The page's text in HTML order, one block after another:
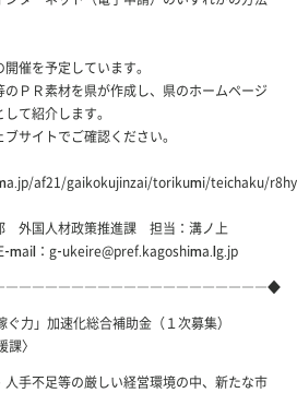
催を予定しています。
ＰＲ素材を県が作成し、県のホームページ
て紹介します。
イトでご確認ください。
af21/gaikokujinzai/torikumi/teichaku/
外国人材政策推進課 担当：溝ノ上
：g-ukeire@pref.kagoshima.lg.jp
力」加速化総合補助金（１次募集）
〉
手不足等の厳しい経営環境の中、新たな市